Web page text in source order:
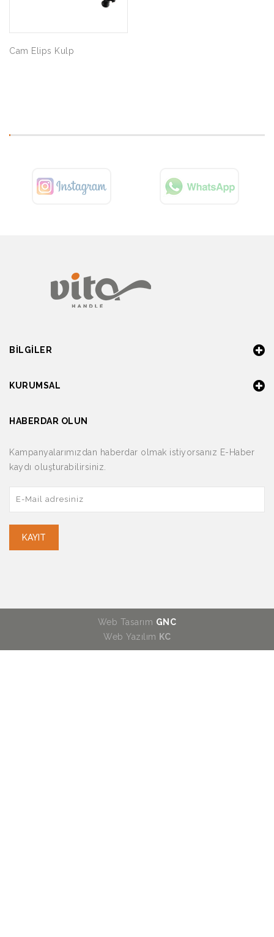
Cam Elips Kulp
BILGILER
KURUMSAL
HABERDAR OLUN
Kampanyalarımızdan haberdar olmak istiyorsanız E-Haber
kaydı oluşturabilirsiniz.
KAYIT
Web Tasarım GNC
Web Yazılım KC